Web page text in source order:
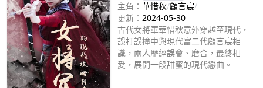
主角： 華惜秋/顧言宸/
更新： 2024-05-30
古代女將軍華惜秋意外穿越至現代，
誤打誤撞中與現代富二代顧言宸相
識，兩人歷經誤會、磨合，最終相
愛，展開一段甜蜜的現代戀曲。